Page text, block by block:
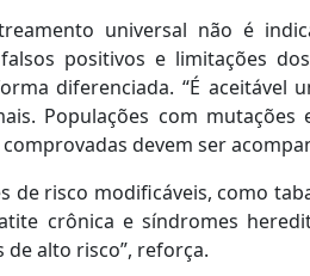
universal não é
positivos e limitações
diferenciada. “É aceitável
Populações com mutações
devem ser
de risco modificáveis, como
crônica e síndromes
alto risco”, reforça.